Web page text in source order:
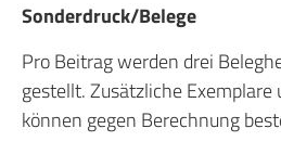
Sonderdruck/Belege
Pro Beitrag werden drei
gestellt. Zusätzliche Exemplare
können gegen Berechnung